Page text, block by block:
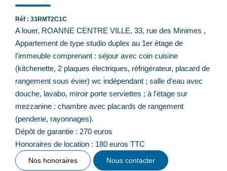
Réf : 33RMT2C1C
A louer, ROANNE CENTRE VILLE, 33, rue des Minimes ,
Appartement de type studio duplex au 1er étage de
l'immeuble comprenant : séjour avec coin cuisine
(kitchenette, 2 plaques électriques, réfrigérateur, placard de
rangement sous évier) wc indépendant ; salle d'eau avec
douche, lavabo, miroir porte serviettes ; à l'étage sur
mezzanine : chambre avec placards de rangement
(penderie, rayonnages).
Dépôt de garantie : 270 euros
Honoraires de location : 180 euros TTC
Nos honoraires Nous contacter